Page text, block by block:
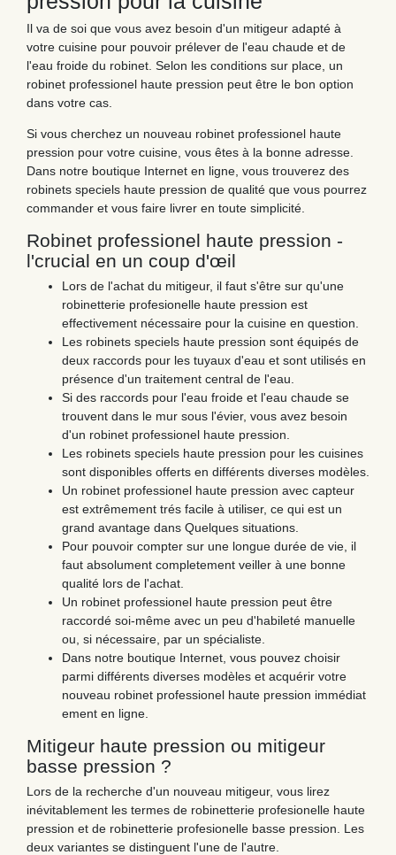
Il va de soi que vous avez besoin d'un mitigeur adapté à
votre cuisine pour pouvoir prélever de l'eau chaude et de
l'eau froide du robinet. Selon les conditions sur place, un
robinet professionel haute pression peut être le bon option
dans votre cas.
Si vous cherchez un nouveau robinet professionel haute
pression pour votre cuisine, vous êtes à la bonne adresse.
Dans notre boutique Internet en ligne, vous trouverez des
robinets speciels haute pression de qualité que vous pourrez
commander et vous faire livrer en toute simplicité.
Robinet professionel haute pression -
l'crucial en un coup d'œil
Lors de l'achat du mitigeur, il faut s'être sur qu'une
robinetterie profesionelle haute pression est
effectivement nécessaire pour la cuisine en question.
Les robinets speciels haute pression sont équipés de
deux raccords pour les tuyaux d'eau et sont utilisés en
présence d'un traitement central de l'eau.
Si des raccords pour l'eau froide et l'eau chaude se
trouvent dans le mur sous l'évier, vous avez besoin
d'un robinet professionel haute pression.
Les robinets speciels haute pression pour les cuisines
sont disponibles offerts en différents diverses modèles.
Un robinet professionel haute pression avec capteur
est extrêmement trés facile à utiliser, ce qui est un
grand avantage dans Quelques situations.
Pour pouvoir compter sur une longue durée de vie, il
faut absolument completement veiller à une bonne
qualité lors de l'achat.
Un robinet professionel haute pression peut être
raccordé soi-même avec un peu d'habileté manuelle
ou, si nécessaire, par un spécialiste.
Dans notre boutique Internet, vous pouvez choisir
parmi différents diverses modèles et acquérir votre
nouveau robinet professionel haute pression immédiat
ement en ligne.
Mitigeur haute pression ou mitigeur
basse pression ?
Lors de la recherche d'un nouveau mitigeur, vous lirez
inévitablement les termes de robinetterie profesionelle haute
pression et de robinetterie profesionelle basse pression. Les
deux variantes se distinguent l'une de l'autre.